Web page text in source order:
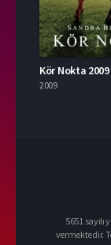
2009
5651
vermektedir.